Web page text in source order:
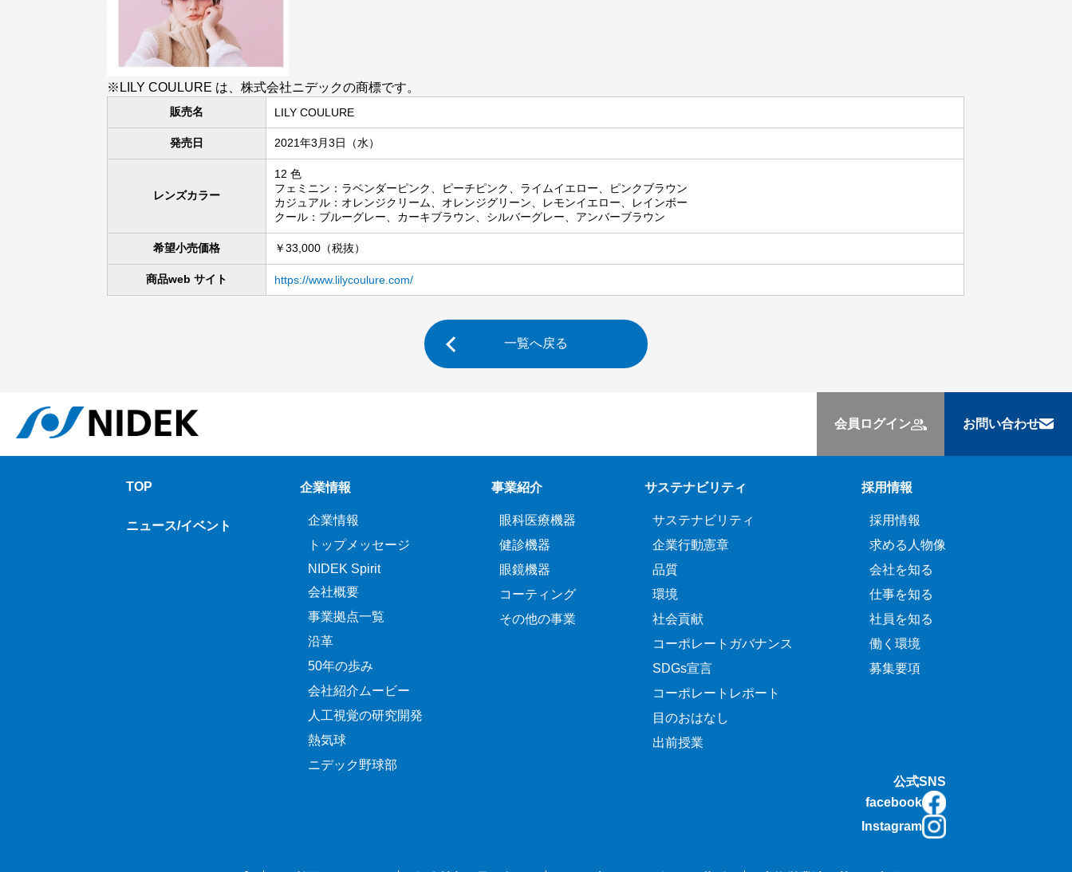
※LILY COULURE は、株式会社ニデックの商標です。
販売名 LILY COULURE
発売日 2021年3月3日（水）
レンズカラー
12 色
フェミニン：ラベンダーピンク、ピーチピンク、ライムイエロー、ピンクブラウン
カジュアル：オレンジクリーム、オレンジグリーン、レモンイエロー、レインボー
クール：ブルーグレー、カーキブラウン、シルバーグレー、アンバーブラウン
希望小売価格 ￥33,000（税抜）
商品web サイト https://www.lilycoulure.com/
一覧へ戻る
会員ログイン お問い合わせ
TOP
ニュース/イベント
企業情報
企業情報
トップメッセージ
NIDEK Spirit
会社概要
事業拠点一覧
沿革
50年の歩み
会社紹介ムービー
人工視覚の研究開発
熱気球
ニデック野球部
事業紹介
眼科医療機器
健診機器
眼鏡機器
コーティング
その他の事業
サステナビリティ
サステナビリティ
企業行動憲章
品質
環境
社会貢献
コーポレートガバナンス
SDGs宣言
コーポレートレポート
目のおはなし
出前授業
採用情報
採用情報
求める人物像
会社を知る
仕事を知る
社員を知る
働く環境
募集要項
公式SNS
facebook
Instagram